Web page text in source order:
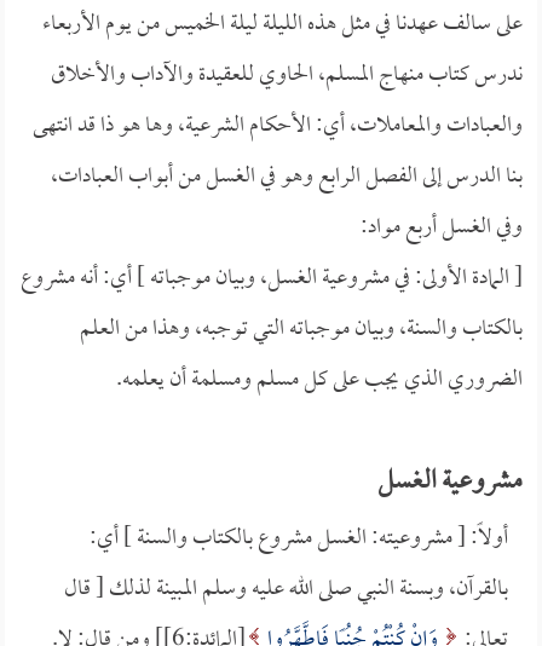
على سالف عهدنا في مثل هذه الليلة ليلة الخميس من يوم الأربعاء
ندرس كتاب منهاج المسلم، الحاوي للعقيدة والآداب والأخلاق
والعبادات والمعاملات، أي: الأحكام الشرعية، وها هو ذا قد انتهى
بنا الدرس إلى الفصل الرابع وهو في الغسل من أبواب العبادات،
وفي الغسل أربع مواد:
[ المادة الأولى: في مشروعية الغسل، وبيان موجباته ] أي: أنه مشروع
بالكتاب والسنة، وبيان موجباته التي توجبه، وهذا من العلم
الضروري الذي يجب على كل مسلم ومسلمة أن يعلمه.
مشروعية الغسل
أولاً: [ مشروعيته: الغسل مشروع بالكتاب والسنة ] أي:
بالقرآن، وبسنة النبي صلى الله عليه وسلم المبينة لذلك [ قال